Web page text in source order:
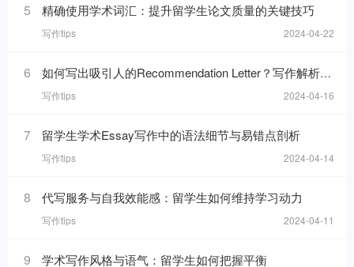
5 精确使用学术词汇：提升留学生论文质量的关键技巧
写作tips 2024-04-22
6 如何写出吸引人的Recommendation Letter？写作解析与技巧！
写作tips 2024-04-16
7 留学生学术Essay写作中的语法细节与易错点剖析
写作tips 2024-04-14
8 代写服务与自我效能感：留学生如何维持学习动力
写作tips 2024-04-11
9 学术写作风格与语气：留学生如何把握平衡